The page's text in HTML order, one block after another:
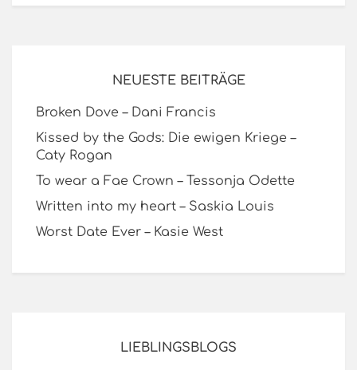
NEUESTE BEITRÄGE
Broken Dove – Dani Francis
Kissed by the Gods: Die ewigen Kriege –
Caty Rogan
To wear a Fae Crown – Tessonja Odette
Written into my heart – Saskia Louis
Worst Date Ever – Kasie West
LIEBLINGSBLOGS